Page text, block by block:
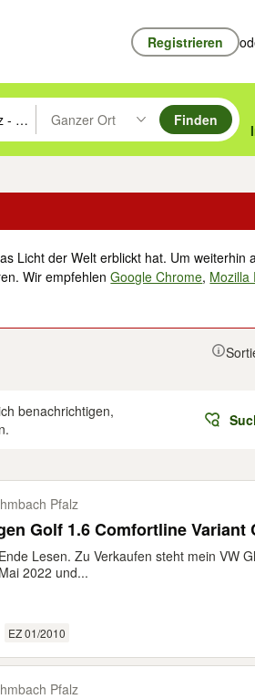
Registrieren
nach oben/unten durchsuchen und
Eingabetaste drücken um zu suchen,
Ganzer Ort
Suche im Umkreis des gewählten
Finden
Licht der Welt erblickt hat. Um weiterhin
Wir empfehlenGoogle Chrome, Mozilla
benachrichtigen,
Pfalz
Golf 1.6 Comfortline Variant
Lesen. Zu Verkaufen steht mein VW
2022 und...
EZ 01/2010
Pfalz